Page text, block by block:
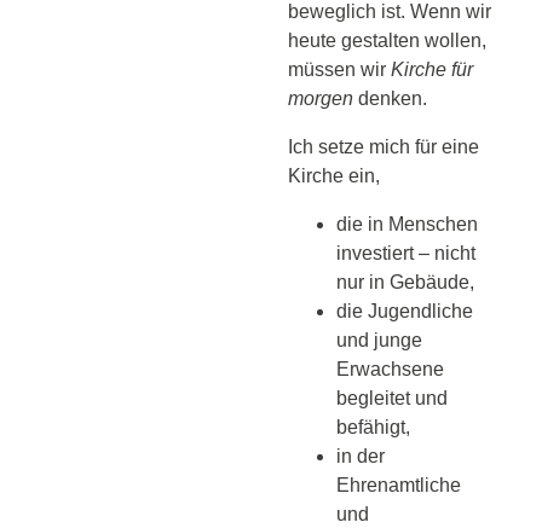
beweglich ist. Wenn wir
heute gestalten wollen,
müssen wir Kirche für
morgendenken.
Ich setze mich für eine
Kirche ein,
die in Menschen
investiert– nicht
nur in Gebäude,
die Jugendliche
und junge
Erwachsene
begleitet und
befähigt,
in der
Ehrenamtliche
und